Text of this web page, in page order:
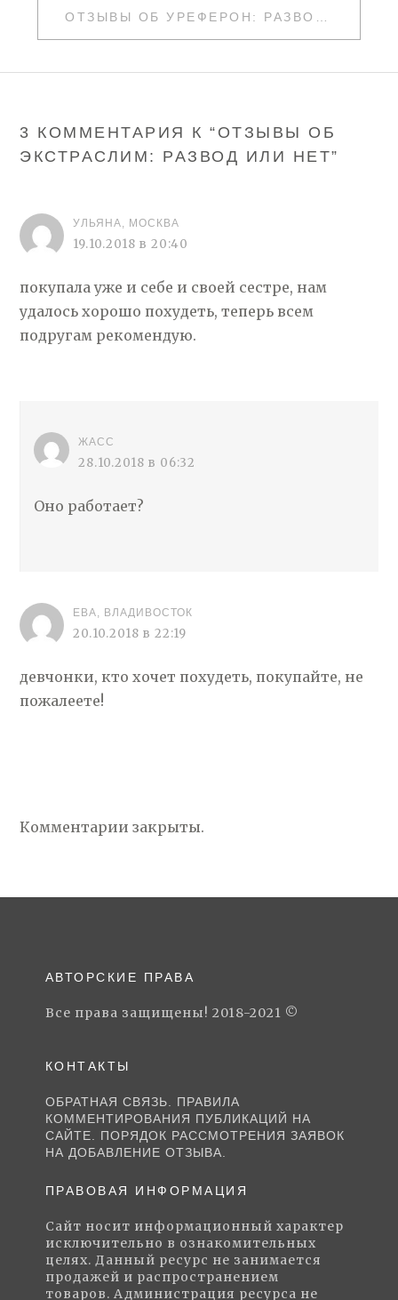
ЗАПИСЯМ
3 КОММЕНТАРИЯ К “ ОТЗЫВЫ ОБ
ЭКСТРАСЛИМ: РАЗВОД ИЛИ НЕТ”
УЛЬЯНА, МОСКВА
19.10.2018 в 20:40
покупала уже и себе и своей сестре, нам
удалось хорошо похудеть, теперь всем
подругам рекомендую.
ЖАСС
28.10.2018 в 06:32
Оно работает?
ЕВА, ВЛАДИВОСТОК
20.10.2018 в 22:19
девчонки, кто хочет похудеть, покупайте, не
пожалеете!
Комментарии закрыты.
АВТОРСКИЕ ПРАВА
Все права защищены! 2018-2021 ©
КОНТАКТЫ
ОБРАТНАЯ СВЯЗЬ. ПРАВИЛА
КОММЕНТИРОВАНИЯ ПУБЛИКАЦИЙ НА
САЙТЕ. ПОРЯДОК РАССМОТРЕНИЯ ЗАЯВОК
НА ДОБАВЛЕНИЕ ОТЗЫВА.
ПРАВОВАЯ ИНФОРМАЦИЯ
Сайт носит информационный характер
исключительно в ознакомительных
целях. Данный ресурс не занимается
продажей и распространением
товаров. Администрация ресурса не